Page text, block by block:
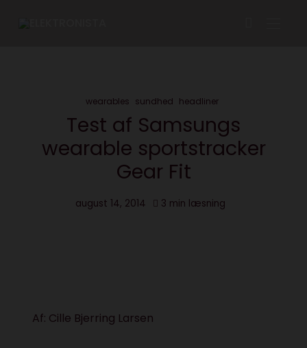
wearables sundhed headliner
Test af Samsungs
wearable sportstracker
Gear Fit
august 14, 2014 3 min læsning
Af: Cille Bjerring Larsen